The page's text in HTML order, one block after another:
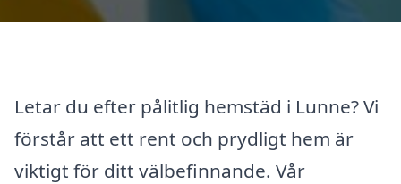
Letar du efter pålitlig hemstäd i Lunne? Vi
förstår att ett rent och prydligt hem är
viktigt för ditt välbefinnande. Vår